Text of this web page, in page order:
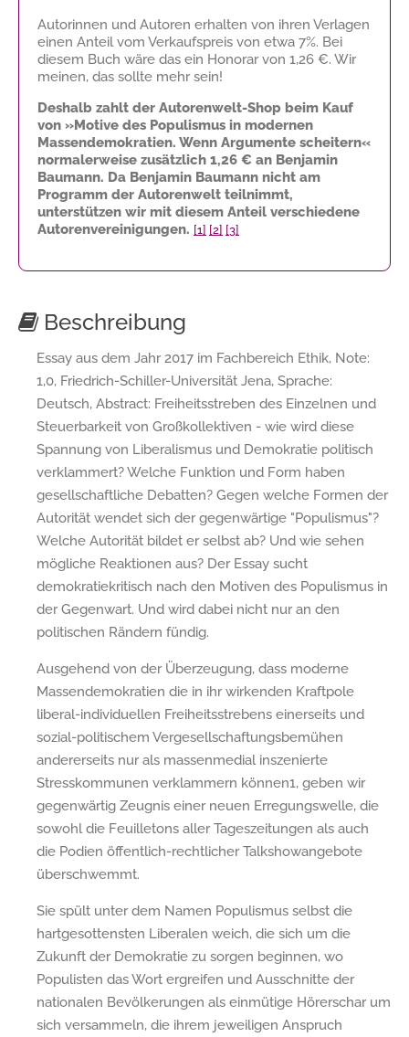
Autorinnen und Autoren erhalten von ihren Verlagen
einen Anteil vom Verkaufspreis von etwa 7%. Bei
diesem Buch wäre das ein Honorar von 1,26 €. Wir
meinen, das sollte mehr sein!
Deshalb zahlt der Autorenwelt-Shop beim Kauf
von »Motive des Populismus in modernen
Massendemokratien. Wenn Argumente scheitern«
normalerweise zusätzlich 1,26 € an Benjamin
Baumann. Da Benjamin Baumann nicht am
Programm der Autorenwelt teilnimmt,
unterstützen wir mit diesem Anteil verschiedene
Autorenvereinigungen. [1] [2] [3]
Beschreibung
Essay aus dem Jahr 2017 im Fachbereich Ethik, Note:
1,0, Friedrich-Schiller-Universität Jena, Sprache:
Deutsch, Abstract: Freiheitsstreben des Einzelnen und
Steuerbarkeit von Großkollektiven - wie wird diese
Spannung von Liberalismus und Demokratie politisch
verklammert? Welche Funktion und Form haben
gesellschaftliche Debatten? Gegen welche Formen der
Autorität wendet sich der gegenwärtige "Populismus"?
Welche Autorität bildet er selbst ab? Und wie sehen
mögliche Reaktionen aus? Der Essay sucht
demokratiekritisch nach den Motiven des Populismus in
der Gegenwart. Und wird dabei nicht nur an den
politischen Rändern fündig.
Ausgehend von der Überzeugung, dass moderne
Massendemokratien die in ihr wirkenden Kraftpole
liberal-individuellen Freiheitsstrebens einerseits und
sozial-politischem Vergesellschaftungsbemühen
andererseits nur als massenmedial inszenierte
Stresskommunen verklammern können1, geben wir
gegenwärtig Zeugnis einer neuen Erregungswelle, die
sowohl die Feuilletons aller Tageszeitungen als auch
die Podien öffentlich-rechtlicher Talkshowangebote
überschwemmt.
Sie spült unter dem Namen Populismus selbst die
hartgesottensten Liberalen weich, die sich um die
Zukunft der Demokratie zu sorgen beginnen, wo
Populisten das Wort ergreifen und Ausschnitte der
nationalen Bevölkerungen als einmütige Hörerschar um
sich versammeln, die ihrem jeweiligen Anspruch